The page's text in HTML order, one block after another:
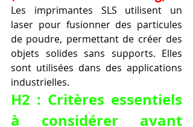
Les imprimantes SLS utilisent un
laser pour fusionner des particules
de poudre, permettant de créer des
objets solides sans supports. Elles
sont utilisées dans des applications
industrielles.
H2 : Critères essentiels
à considérer avant